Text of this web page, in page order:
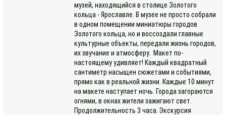
музей, находящийся в столице Золотого
кольца - Ярославле. В музее не просто собрали
в одном помещении миниатюры городов
Золотого кольца, но и воссоздали главные
культурные объекты, передали жизнь городов,
их звучание и атмосферу. Макет по-
настоящему удивляет! Каждый квадратный
сантиметр насыщен сюжетами и событиями,
прямо как в реальной жизни. Каждые 10 минут
на макете наступает ночь. Города загораются
огнями, в окнах жители зажигают свет.
Продолжительность 3 часа. Экскурсия